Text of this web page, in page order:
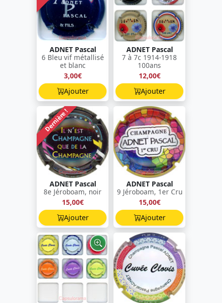
ADNET Pascal
6 Bleu vif métallisé
et blanc
3,00€
Ajouter
ADNET Pascal
7 à 7c 1914-1918
100ans
12,00€
Ajouter
Dernière !
ADNET Pascal
8e Jéroboam, noir
15,00€
Ajouter
ADNET Pascal
9 Jéroboam, 1er Cru
15,00€
Ajouter